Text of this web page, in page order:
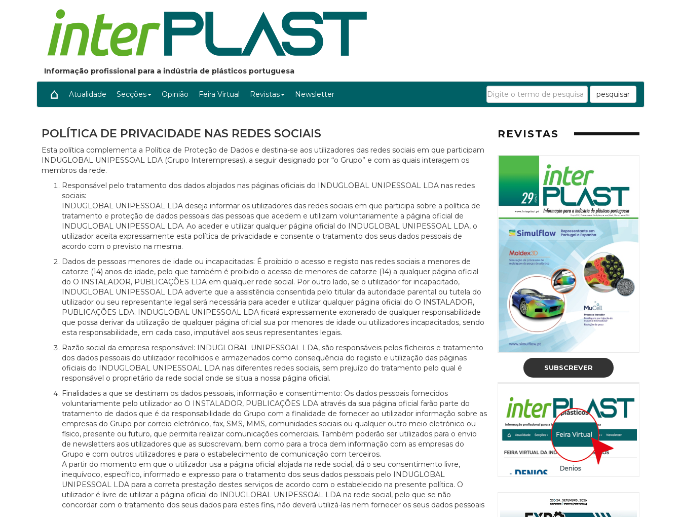
Informação profissional para a indústria de plásticos portuguesa
Atualidade Secções Opinião Feira Virtual Revistas Newsletter pesquisar
POLÍTICA DE PRIVACIDADE NAS REDES SOCIAIS
Esta política complementa a Política de Proteção de Dados e destina-se aos utilizadores das redes sociais em que participam
INDUGLOBAL UNIPESSOAL LDA (Grupo Interempresas), a seguir designado por “o Grupo” e com as quais interagem os
membros da rede.
Responsável pelo tratamento dos dados alojados nas páginas oficiais do INDUGLOBAL UNIPESSOAL LDA nas redes
sociais:
INDUGLOBAL UNIPESSOAL LDA deseja informar os utilizadores das redes sociais em que participa sobre a política de
tratamento e proteção de dados pessoais das pessoas que acedem e utilizam voluntariamente a página oficial de
INDUGLOBAL UNIPESSOAL LDA. Ao aceder e utilizar qualquer página oficial do INDUGLOBAL UNIPESSOAL LDA, o
utilizador aceita expressamente esta política de privacidade e consente o tratamento dos seus dados pessoais de
acordo com o previsto na mesma.
Dados de pessoas menores de idade ou incapacitadas: É proibido o acesso e registo nas redes sociais a menores de
catorze (14) anos de idade, pelo que também é proibido o acesso de menores de catorze (14) a qualquer página oficial
do O INSTALADOR, PUBLICAÇÕES LDA em qualquer rede social. Por outro lado, se o utilizador for incapacitado,
INDUGLOBAL UNIPESSOAL LDA adverte que a assistência consentida pelo titular da autoridade parental ou tutela do
utilizador ou seu representante legal será necessária para aceder e utilizar qualquer página oficial do O INSTALADOR,
PUBLICAÇÕES LDA. INDUGLOBAL UNIPESSOAL LDA ficará expressamente exonerado de qualquer responsabilidade
que possa derivar da utilização de qualquer página oficial sua por menores de idade ou utilizadores incapacitados, sendo
esta responsabilidade, em cada caso, imputável aos seus representantes legais.
Razão social da empresa responsável: INDUGLOBAL UNIPESSOAL LDA, são responsáveis pelos ficheiros e tratamento
dos dados pessoais do utilizador recolhidos e armazenados como consequência do registo e utilização das páginas
oficiais do INDUGLOBAL UNIPESSOAL LDA nas diferentes redes sociais, sem prejuízo do tratamento pelo qual é
responsável o proprietário da rede social onde se situa a nossa página oficial.
Finalidades a que se destinam os dados pessoais, informação e consentimento: Os dados pessoais fornecidos
voluntariamente pelo utilizador ao O INSTALADOR, PUBLICAÇÕES LDA através da sua página oficial farão parte do
tratamento de dados que é da responsabilidade do Grupo com a finalidade de fornecer ao utilizador informação sobre as
empresas do Grupo por correio eletrónico, fax, SMS, MMS, comunidades sociais ou qualquer outro meio eletrónico ou
físico, presente ou futuro, que permita realizar comunicações comerciais. Também poderão ser utilizados para o envio
de newsletters aos utilizadores que as subscrevam, bem como para a troca dem informação com as empresas do
Grupo e com outros utilizadores e para o estabelecimento de comunicação com terceiros.
A partir do momento em que o utilizador usa a página oficial alojada na rede social, dá o seu consentimento livre,
inequívoco, específico, informado e expresso para o tratamento dos seus dados pessoais pelo INDUGLOBAL
UNIPESSOAL LDA para a correta prestação destes serviços de acordo com o estabelecido na presente política. O
utilizador é livre de utilizar a página oficial do INDUGLOBAL UNIPESSOAL LDA na rede social, pelo que se não
concordar com o tratamento dos seus dados para estes fins, não deverá utilizá-las nem fornecer os seus dados pessoais
REVISTAS
SUBSCREVER